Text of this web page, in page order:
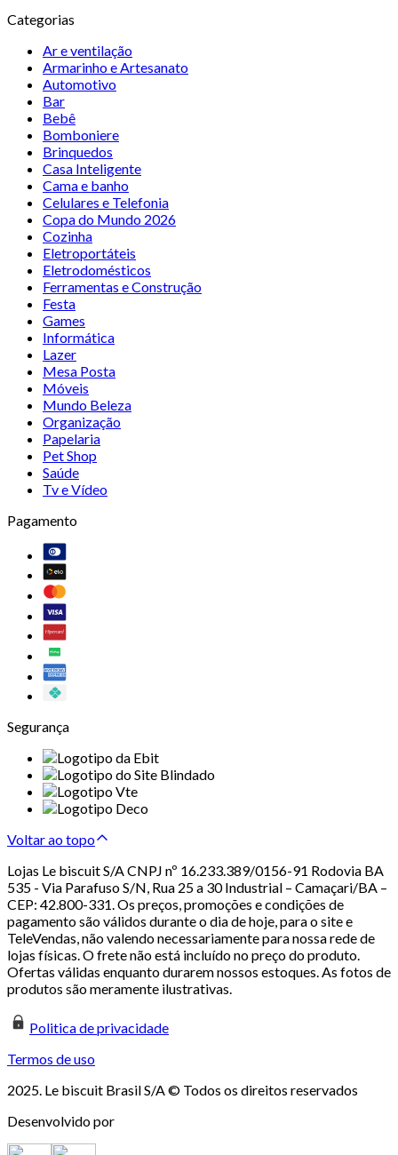
Categorias
Ar e ventilação
Armarinho e Artesanato
Automotivo
Bar
Bebê
Bomboniere
Brinquedos
Casa Inteligente
Cama e banho
Celulares e Telefonia
Copa do Mundo 2026
Cozinha
Eletroportáteis
Eletrodomésticos
Ferramentas e Construção
Festa
Games
Informática
Lazer
Mesa Posta
Móveis
Mundo Beleza
Organização
Papelaria
Pet Shop
Saúde
Tv e Vídeo
Pagamento
Segurança
Voltar ao topo
Lojas Le biscuit S/A CNPJ nº 16.233.389/0156-91 Rodovia BA
535 - Via Parafuso S/N, Rua 25 a 30 Industrial – Camaçari/BA –
CEP: 42.800-331. Os preços, promoções e condições de
pagamento são válidos durante o dia de hoje, para o site e
TeleVendas, não valendo necessariamente para nossa rede de
lojas físicas. O frete não está incluído no preço do produto.
Ofertas válidas enquanto durarem nossos estoques. As fotos de
produtos são meramente ilustrativas.
Politica de privacidade
Termos de uso
2025. Le biscuit Brasil S/A © Todos os direitos reservados
Desenvolvido por